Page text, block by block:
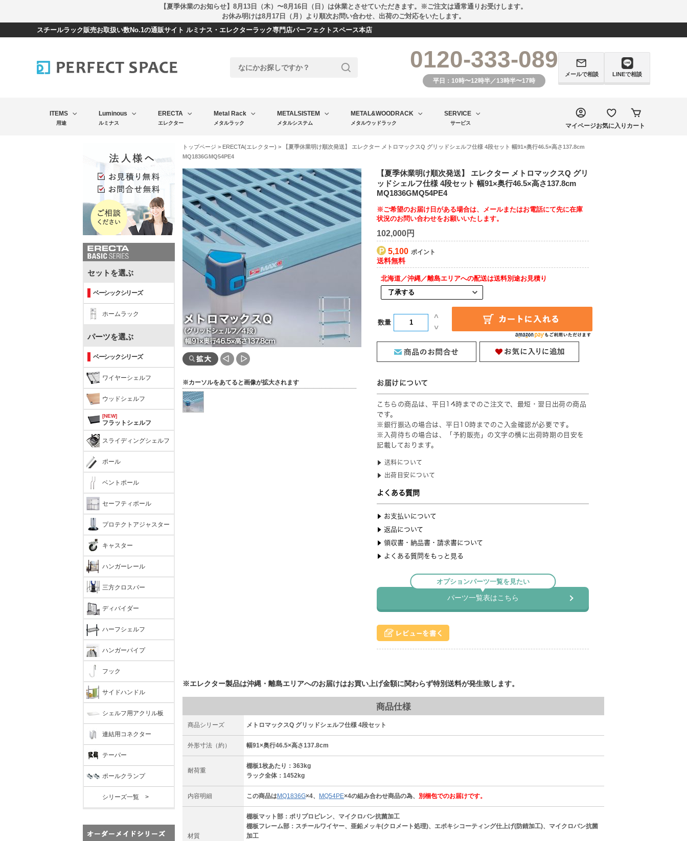
【夏季休業のお知らせ】8月13日（木）〜8月16日（日）は休業とさせていただきます。※ご注文は通常通りお受けします。
お休み明けは8月17日（月）より順次お問い合わせ、出荷のご対応をいたします。
スチールラック販売お取扱い数No.1の通販サイト ルミナス・エレクターラック専門店パーフェクトスペース本店
0120-333-089
平日：10時〜12時半／13時半〜17時
メールで相談 LINEで相談
ITEMS
用途
Luminous
ルミナス
ERECTA
エレクター
Metal Rack
メタルラック
METALSISTEM
メタルシステム
METAL&WOODRACK
メタルウッドラック
SERVICE
サービス マイページお気に入り カート
セットを選ぶ
ベーシックシリーズ
ホームラック
パーツを選ぶ
ベーシックシリーズ
ワイヤーシェルフ
ウッドシェルフ
[NEW]
フラットシェルフ
スライディングシェルフ
ポール
ベントポール
セーフティポール
プロテクトアジャスター
キャスター
ハンガーレール
三方クロスバー
ディバイダー
ハーフシェルフ
ハンガーパイプ
フック
サイドハンドル
シェルフ用アクリル板
連結用コネクター
テーパー
ポールクランプ
シリーズ一覧 >
トップページ > ERECTA(エレクター) > 【夏季休業明け順次発送】 エレクター メトロマックスQ グリッドシェルフ仕様 4段セット 幅91×奥行46.5×高さ137.8cm
MQ1836GMQ54PE4
【夏季休業明け順次発送】 エレクター メトロマックスQ グリ
ッドシェルフ仕様 4段セット 幅91×奥行46.5×高さ137.8cm
MQ1836GMQ54PE4
※ご希望のお届け日がある場合は、メールまたはお電話にて先に在庫
状況のお問い合わせをお願いいたします。
102,000円
5,100
[ 送料込 ]
北海道／沖縄／離島エリアへの配送は送料別途お見積り
数量
※カーソルをあてると画像が拡大されます
※エレクター製品は沖縄・離島エリアへのお届けはお買い上げ金額に関わらず特別送料が発生致します。
商品仕様
商品シリーズ メトロマックスQ グリッドシェルフ仕様 4段セット
外形寸法（約） 幅91×奥行46.5×高さ137.8cm
耐荷重
棚板1枚あたり：363kg
ラック全体：1452kg
内容明細 この商品はMQ1836G×4、 MQ54PE×4の組み合わせ商品の為、 別梱包でのお届けです。
材質
棚板マット部：ポリプロピレン、マイクロバン抗菌加工
棚板フレーム部：スチールワイヤー、亜鉛メッキ(クロメート処理)、エポキシコーティング仕上げ(防錆加工)、マイクロバン抗菌
加工